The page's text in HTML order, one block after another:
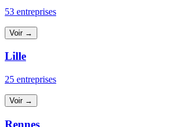
53 entreprises
Voir →
Lille
25 entreprises
Voir →
Rennes